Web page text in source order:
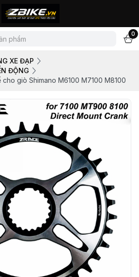
0
XE ĐẠP
ĐỘNG
giò Shimano M6100 M7100 M8100